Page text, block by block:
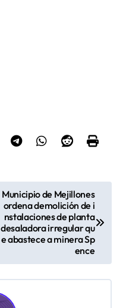
Municipio de Mejillones
ordena demolición de i
nstalaciones de planta
desaladora irregular qu
e abastece a minera Sp
ence